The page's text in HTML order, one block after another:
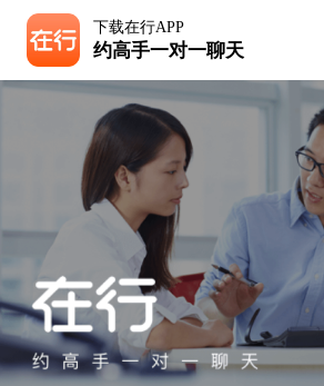
下载在行APP
约高手一对一聊天